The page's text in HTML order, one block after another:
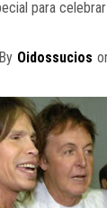
para
By Oidossucios